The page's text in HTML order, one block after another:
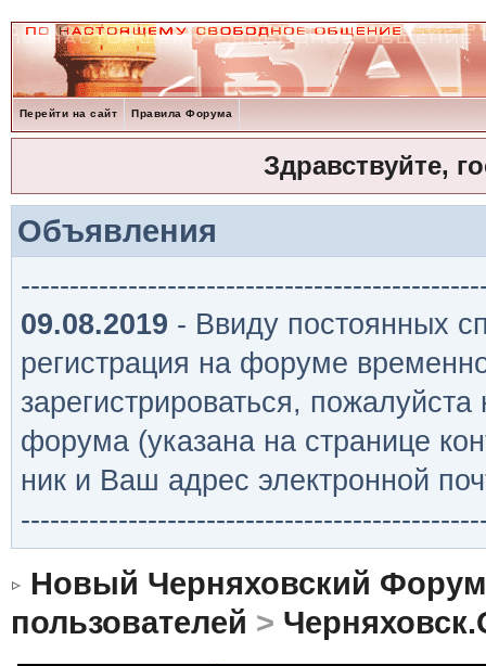
Перейти на сайт Правила Форума
Здравствуйте,
Объявления
09.08.2019 - Ввиду постоянных
регистрация на форуме
зарегистрироваться,
форума (указана на странице
ник и Ваш адрес электронной
Новый Черняховский Форум
пользователей >